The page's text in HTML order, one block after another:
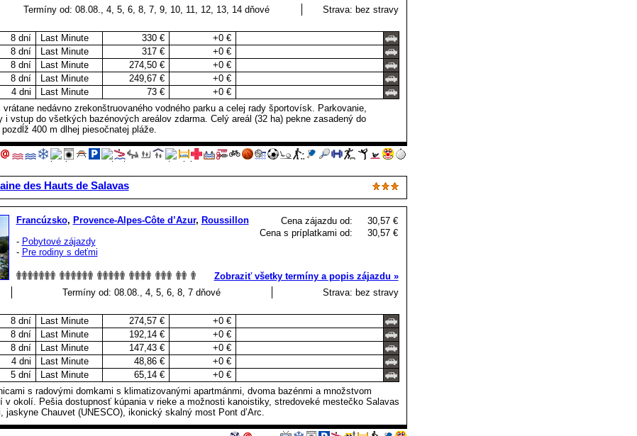
Termíny od: 08.08., 4, 5, 6, 8, 7, 9, 10, 11, 12, 13, 14 dňové Strava: bez stravy
8 dní Last Minute 330 €
+0 €
8 dní Last Minute 317 €
+0 €
8 dní Last Minute 274,50 €
+0 €
8 dní Last Minute 249,67 €
+0 €
4 dni Last Minute 73 €
+0 €
nedávno zrekonštruovaného vodného parku a celej rady športovísk. Parkovanie,
i vstup do všetkých bazénových areálov zdarma. Celý areál (32 ha) pekne zasadený do
400 m dlhej piesočnatej pláže.
des Hauts de Salavas
Cena zájazdu od:
30,57 €
Cena s príplatkami od:
30,57 €
Francúzsko, Provence-Alpes-Côte d’Azur, Roussillon
- Pobytové zájazdy
- Pre rodiny s deťmi
Zobraziť všetky termíny a popis zájazdu »
Termíny od: 08.08., 4, 5, 6, 8, 7 dňové Strava: bez stravy
8 dní Last Minute 274,57 €
+0 €
8 dní Last Minute 192,14 €
+0 €
8 dní Last Minute 147,43 €
+0 €
4 dni Last Minute 48,86 €
+0 €
5 dní Last Minute 65,14 €
+0 €
s radovými domkami s klimatizovanými apartmánmi, dvoma bazénmi a množstvom
v okolí. Pešia dostupnosť kúpania v rieke a možnosti kanoistiky, stredoveké mestečko Salavas
jaskyne Chauvet (UNESCO), ikonický skalný most Pont d’Arc.